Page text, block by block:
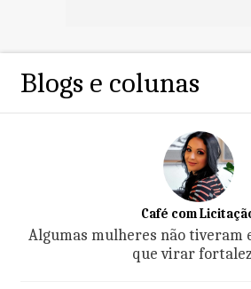
Blogs e colunas
Café com
Algumas mulheres não tiveram
que virar